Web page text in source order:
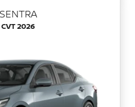
2026